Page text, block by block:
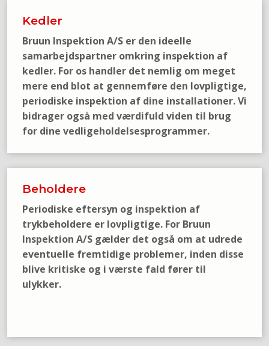
Kedler
​Bruun Inspektion A/S er den ideelle
samarbejdspartner omkring inspektion af
kedler. For os handler det nemlig om meget
mere end blot at gennemføre den lovpligtige,
periodiske inspektion af dine installationer. Vi
bidrager også med værdifuld viden til brug
for dine vedligeholdelsesprogrammer.
Beholdere
Periodiske eftersyn og inspektion af
trykbeholdere er lovpligtige. For Bruun
Inspektion A/S gælder det også om at udrede
eventuelle fremtidige problemer, inden disse
blive kritiske og i værste fald fører til
ulykker.